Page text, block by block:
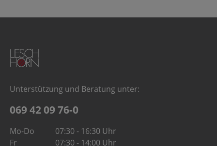
Unterstützung und Beratung unter:
069 42 09 76-0
Mo-Do
07:30 - 16:30 Uhr
Fr
07:30 - 14:00 Uhr